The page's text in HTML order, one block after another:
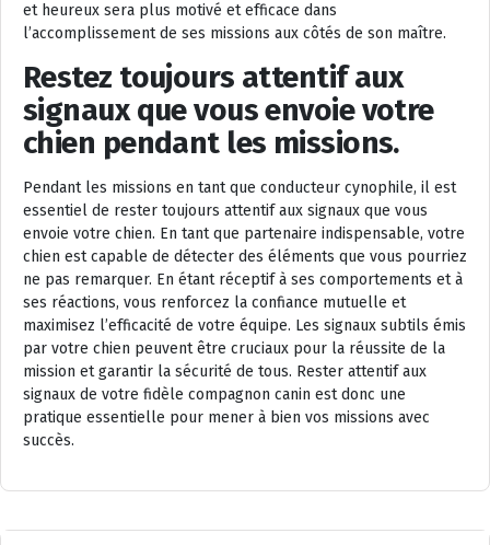
et heureux sera plus motivé et efficace dans
l’accomplissement de ses missions aux côtés de son maître.
Restez toujours attentif aux
signaux que vous envoie votre
chien pendant les missions.
Pendant les missions en tant que conducteur cynophile, il est
essentiel de rester toujours attentif aux signaux que vous
envoie votre chien. En tant que partenaire indispensable, votre
chien est capable de détecter des éléments que vous pourriez
ne pas remarquer. En étant réceptif à ses comportements et à
ses réactions, vous renforcez la confiance mutuelle et
maximisez l’efficacité de votre équipe. Les signaux subtils émis
par votre chien peuvent être cruciaux pour la réussite de la
mission et garantir la sécurité de tous. Rester attentif aux
signaux de votre fidèle compagnon canin est donc une
pratique essentielle pour mener à bien vos missions avec
succès.